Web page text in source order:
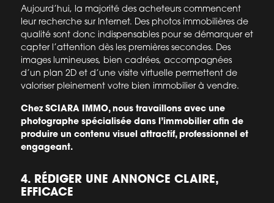
Aujourd’hui, la majorité des acheteurs commencent
leur recherche sur Internet. Des photos immobilières de
qualité sont donc indispensables pour se démarquer et
capter l’attention dès les premières secondes. Des
images lumineuses, bien cadrées, accompagnées
d’un plan 2D et d’une visite virtuelle permettent de
valoriser pleinement votre bien immobilier à vendre.
Chez SCIARA IMMO, nous travaillons avec une
photographe spécialisée dans l’immobilier afin de
produire un contenu visuel attractif, professionnel et
engageant.
4. RÉDIGER UNE ANNONCE CLAIRE,
EFFICACE